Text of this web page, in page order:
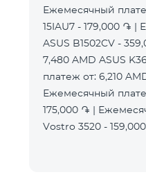
Ежемесячный
15IAU7 - 179,000 ֏ |
ASUS B1502CV -
7,480 AMD ASUS
платеж от: 6,210
Ежемесячный
175,000 ֏ |
Vostro 3520 -